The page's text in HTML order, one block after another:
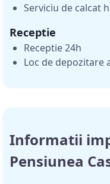
Serviciu de calcat
Receptie
Receptie 24h
Loc de depozitare
Informatii
Pensiunea